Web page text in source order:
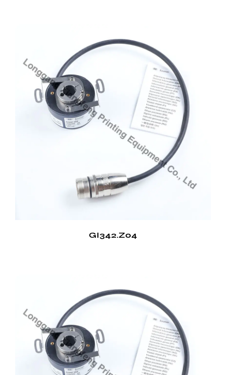
para proporcionar comentarios precisos garantiza
que los diseños de envases se impriman con
precisión, lo que es bueno para mantener la
coherencia de la marca y cumplir con los requisitos
reglamentarios.
Impresión de etiquetas
Para la impresión de etiquetas, el codificador de
impresora es bueno. Garantiza que las etiquetas se
impriman con especificaciones exactas, lo que es
bueno para la identificación del producto, la
legibilidad de los códigos de barras y la
presentación general.
Printer Encoder también se utiliza ampliamente en
reproduzcan con precisión, mejorando la legibilidad
y el atractivo visual de las publicaciones.
En resumen, Printer Encoder es una herramienta
vital en la industria de la impresión y ofrece
numerosas ventajas, como precisión, durabilidad y
compatibilidad. Sus puntos de venta incluyen
GI342.Z04